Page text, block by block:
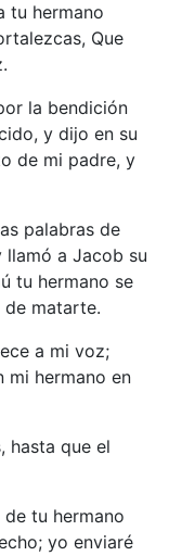
tu hermano
Que
la bendición
y dijo en su
de mi padre, y
palabras de
llamó a Jacob su
tu hermano se
matarte.
a mi voz;
mi hermano en
hasta que el
tu hermano
yo enviaré